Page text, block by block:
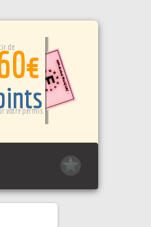
de
votre permis